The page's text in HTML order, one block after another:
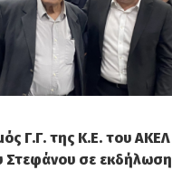
Γ.Γ. της Κ.Ε. του ΑΚΕΛ
Στεφάνου σε εκδήλωση